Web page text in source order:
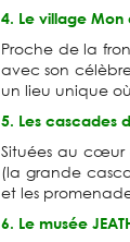
4. Le village Mon
Proche de la
avec son
un lieu unique
5. Les cascades
Situées au cœur
(la grande
et les
6. Le musée